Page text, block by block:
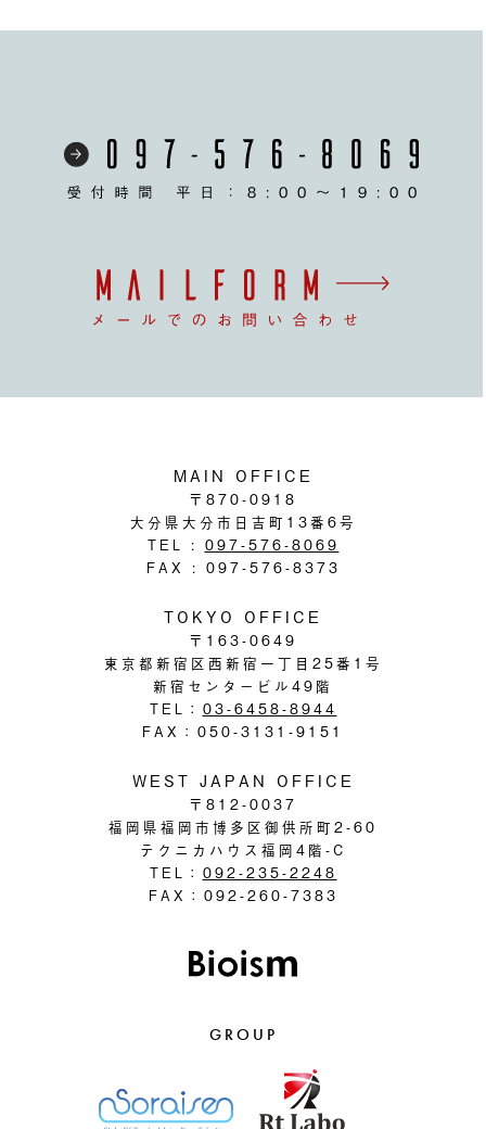
MAIN OFFICE
〒870-0918
大分県大分市日吉町13番6号
TEL : 097-576-8069
FAX : 097-576-8373
TOKYO OFFICE
〒163-0649
東京都新宿区西新宿一丁目25番1号
新宿センタービル49階
TEL： 03-6458-8944
FAX：050-3131-9151
WEST JAPAN OFFICE
〒812-0037
福岡県福岡市博多区御供所町2-60
テクニカハウス福岡4階-C
TEL： 092-235-2248
FAX：092-260-7383
GROUP